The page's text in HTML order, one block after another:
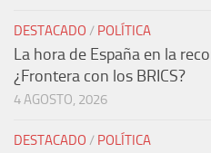
DESTACADO / POLÍTICA
La hora de España en la
¿Frontera con los BRICS?
4 AGOSTO, 2026
DESTACADO / POLÍTICA